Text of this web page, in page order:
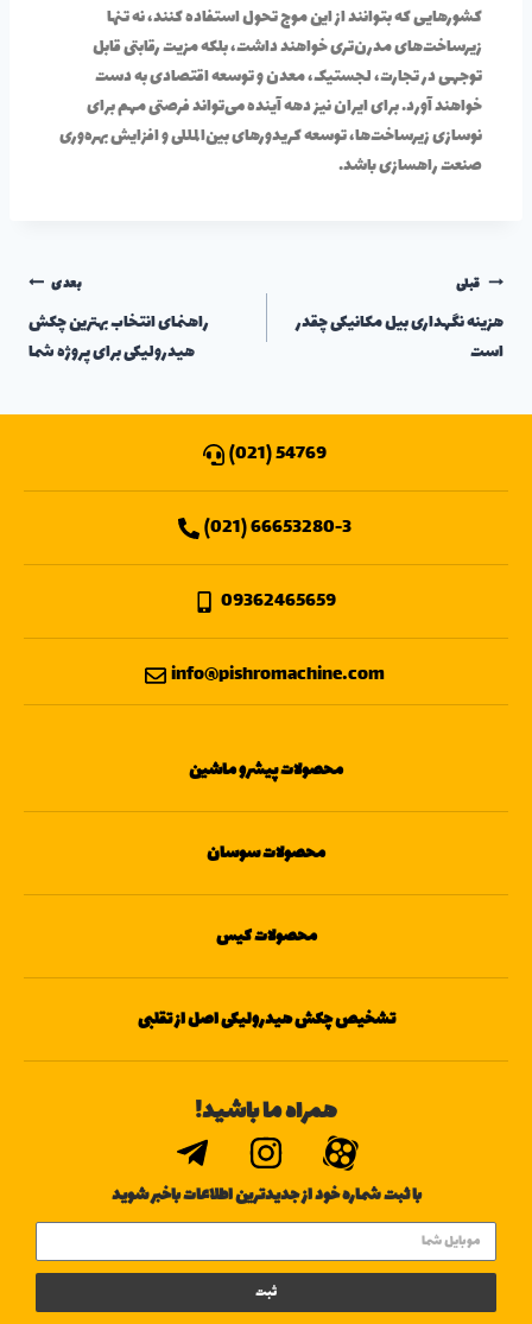
کشورهایی که بتوانند از این موج تحول استفاده کنند، نه تنها
زیرساخت‌های مدرن‌تری خواهند داشت، بلکه مزیت رقابتی قابل
توجهی در تجارت، لجستیک، معدن و توسعه اقتصادی به دست
خواهند آورد. برای ایران نیز دهه آینده می‌تواند فرصتی مهم برای
نوسازی زیرساخت‌ها، توسعه کریدورهای بین‌المللی و افزایش بهره‌وری
صنعت راهسازی باشد.
قبلی
هزینه نگهداری بیل مکانیکی چقدر
است
بعدی
راهنمای انتخاب بهترین چکش
هیدرولیکی برای پروژه شما
54769 (021)
66653280-3 (021)
09362465659
info@pishromachine.com
محصولات پیشرو ماشین
محصولات سوسان
محصولات کیس
تشخیص چکش هیدرولیکی اصل از تقلبی
همراه ما باشید!
با ثبت شماره خود از جدیدترین اطلاعات باخبر شوید
ثبت